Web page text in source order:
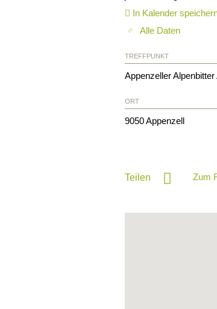
In Kalender
Alle Daten
TREFFPUNKT
Appenzeller Alpenbitter
ORT
9050Appenzell
Teilen Zum